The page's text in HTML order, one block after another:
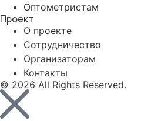
Оптометристам
Проект
О проекте
Сотрудничество
Организаторам
Контакты
© 2026 All Rights Reserved.